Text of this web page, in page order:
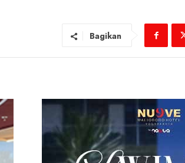
Bagikan